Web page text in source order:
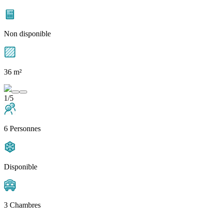
Non disponible
36 m²
1/5
6 Personnes
Disponible
3 Chambres